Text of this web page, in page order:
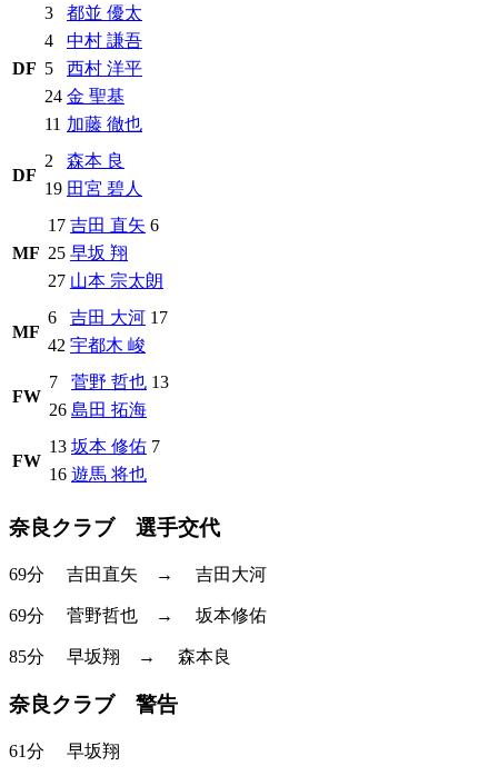
DF
3
都並 優太
4
中村 謙吾
5
西村 洋平
24 金 聖基
11 加藤 徹也
DF
2
森本 良
19 田宮 碧人
MF
17 吉田 直矢 6
25 早坂 翔
27 山本 宗太朗
MF
6 吉田 大河 17
42 宇都木 峻
FW
7 菅野 哲也 13
26 島田 拓海
FW
13 坂本 修佑 7
16 遊馬 将也
奈良クラブ 選手交代
69分 吉田直矢 → 吉田大河
69分 菅野哲也 → 坂本修佑
85分 早坂翔 → 森本良
奈良クラブ 警告
61分 早坂翔